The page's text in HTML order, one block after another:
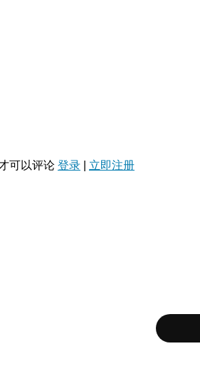
可以评论 登录 立即注册